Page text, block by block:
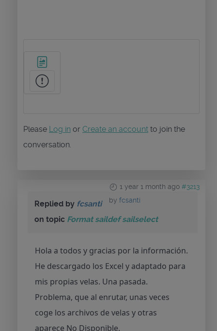
Please Log in or Create an account to join the
conversation.
1 year 1 month ago #3213
by fcsanti
Replied by fcsanti
on topic Format saildef sailselect
Hola a todos y gracias por la información.
He descargado los Excel y adaptado para
mis propias velas. Una pasada.
Problema, que al enrutar, unas veces
coge los archivos de velas y otras
aparece No Disponible.